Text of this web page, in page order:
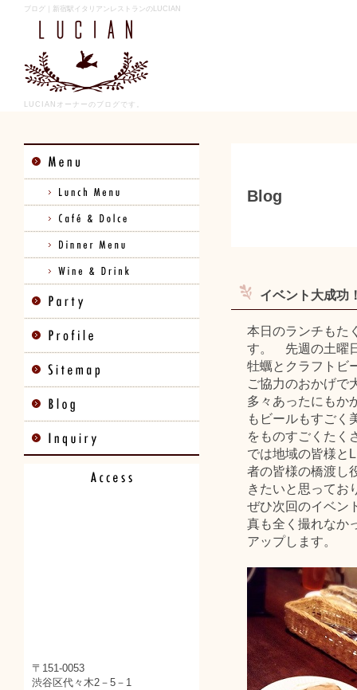
ブログ｜新宿駅イタリアンレストランのLUCIAN
LUCIANオーナーのブログです。
Blog
イベント大成功
本日のランチもた
す。 先週の土曜
牡蠣とクラフトビ
ご協力のおかげ
多々あったにもか
もビールもすごく
をものすごくたく
では地域の皆様と
者の皆様の橋渡し
きたいと思ってお
ぜひ次回のイベン
真も全く撮れなか
アップします。
〒151-0053
渋谷区代々木2－5－1